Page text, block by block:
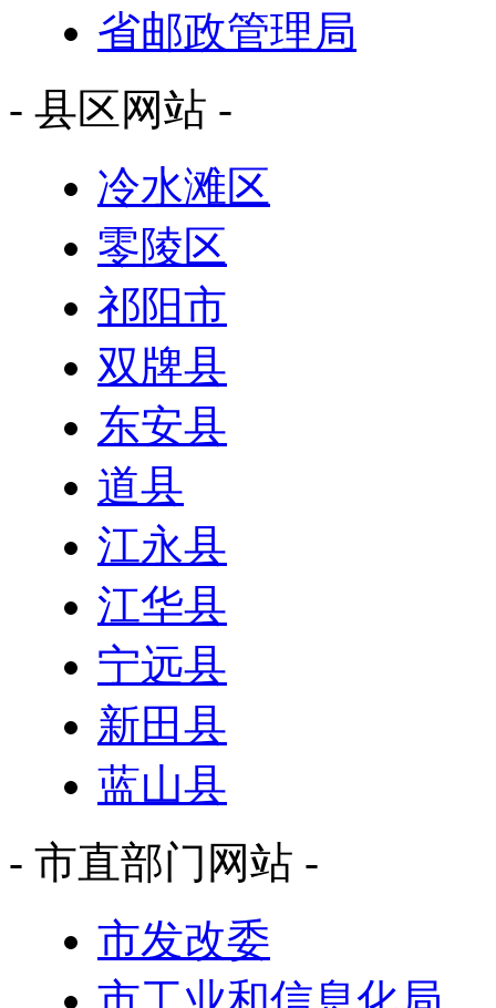
省邮政管理局
- 县区网站 -
冷水滩区
零陵区
祁阳市
双牌县
东安县
道县
江永县
江华县
宁远县
新田县
蓝山县
- 市直部门网站 -
市发改委